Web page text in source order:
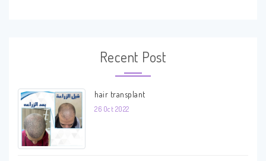
Recent Post
hair transplant
26 Oct 2022